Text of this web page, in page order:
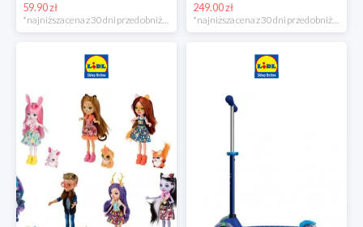
59.90 zł
*najniższa cena z 30 dni przed obniżką
249.00 zł
*najniższa cena z 30 dni przed obniżką